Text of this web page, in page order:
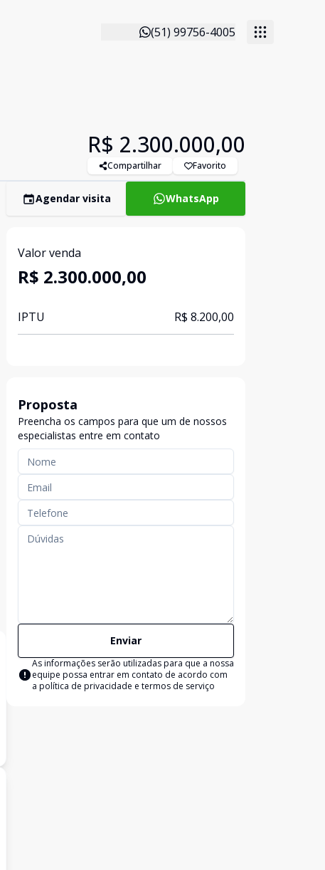
(51) 99756-4005
R$ 2.300.000,00
Compartilhar Favorito
Agendar visita WhatsApp
Valor venda
R$ 2.300.000,00
IPTU R$ 8.200,00
Proposta
Preencha os campos para que um de nossos
especialistas entre em contato
Enviar
As informações serão utilizadas para que a nossa
equipe possa entrar em contato de acordo com
a política de privacidade e termos de serviço